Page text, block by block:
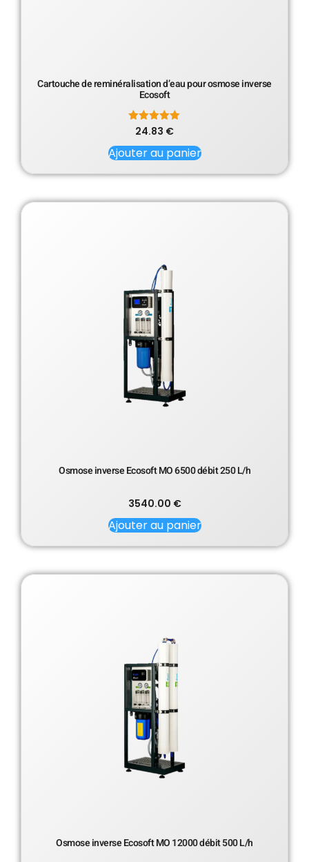
Cartouche de reminéralisation d’eau pour osmose inverse
Ecosoft
Note
sur 5
24.83 €
Ajouter au panier
Osmose inverse Ecosoft MO 6500 débit 250 L/h
3540.00 €
Ajouter au panier
Osmose inverse Ecosoft MO 12000 débit 500 L/h